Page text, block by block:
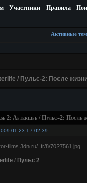
Участники Правила
Активные
/ Пульс-2: После
2: Afterlife / Пульс-2: После
01-23 17:02:39
/ Пульс 2